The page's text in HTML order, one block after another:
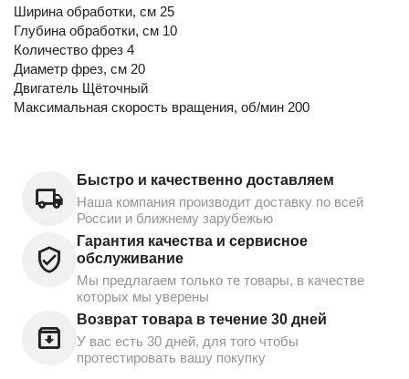
Ширина обработки, см 25
Глубина обработки, см 10
Количество фрез 4
Диаметр фрез, см 20
Двигатель Щёточный
Максимальная скорость вращения, об/мин 200
Быстро и качественно доставляем
Наша компания производит доставку по всей
России и ближнему зарубежью
Гарантия качества и сервисное
обслуживание
Мы предлагаем только те товары, в качестве
которых мы уверены
Возврат товара в течение 30 дней
У вас есть 30 дней, для того чтобы
протестировать вашу покупку